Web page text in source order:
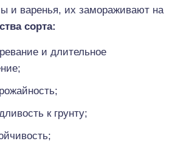
и варенья, их замораживают на
сорта:
и длительное
к грунту;